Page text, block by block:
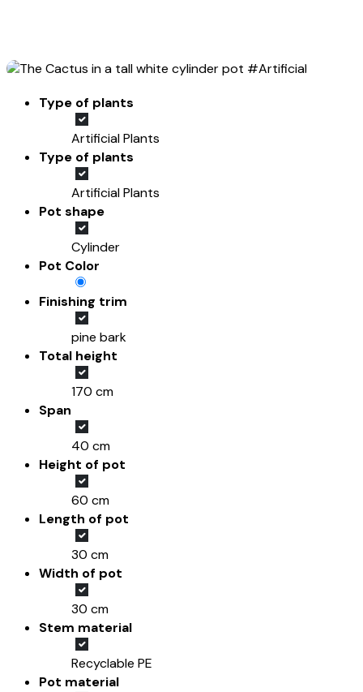
Type of plants
Artificial Plants
Type of plants
Artificial Plants
Pot shape
Cylinder
Pot Color
Finishing trim
pine bark
Total height
170 cm
Span
40 cm
Height of pot
60 cm
Length of pot
30 cm
Width of pot
30 cm
Stem material
Recyclable PE
Pot material